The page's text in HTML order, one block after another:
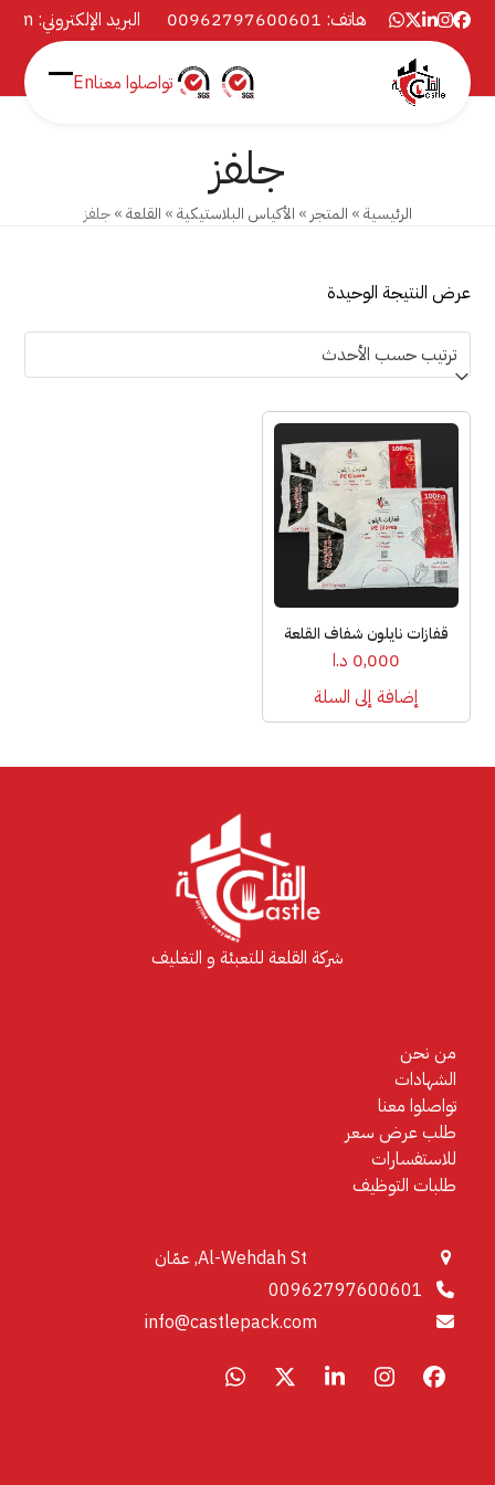
Skip
content
Facebook
Instagram
LinkedIn
Twitter
Whatsapp
هاتف: 00962797600601 البريد الإلكتروني:
تواصلوا معناEn
Open
Close
جلفز
الرئيسية» المتجر » الأكياس البلاستيكية» القلعة»جلفز
عرض النتيجة الوحيدة
قفازات نايلون شفاف القلعة
0,000 د.ا
إضافة إلى السلة
شركة القلعة للتعبئة و التغليف
من نحن
الشهادات
تواصلوا معنا
طلب عرض سعر
للاستفسارات
طلبات التوظيف
Al-Wehdah St, عمّان
00962797600601
info@castlepack.com
Facebook
Instagram
LinkedIn
X
Whatsapp